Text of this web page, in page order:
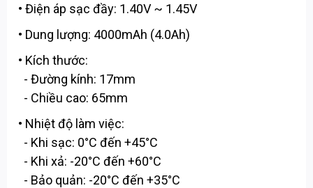
• Điện áp sạc đầy: 1.40V ~ 1.45V
• Dung lượng: 4000mAh (4.0Ah)
• Kích thước:
- Đường kính: 17mm
- Chiều cao: 65mm
• Nhiệt độ làm việc:
- Khi sạc: 0°C đến +45°C
- Khi xả: -20°C đến +60°C
- Bảo quản: -20°C đến +35°C